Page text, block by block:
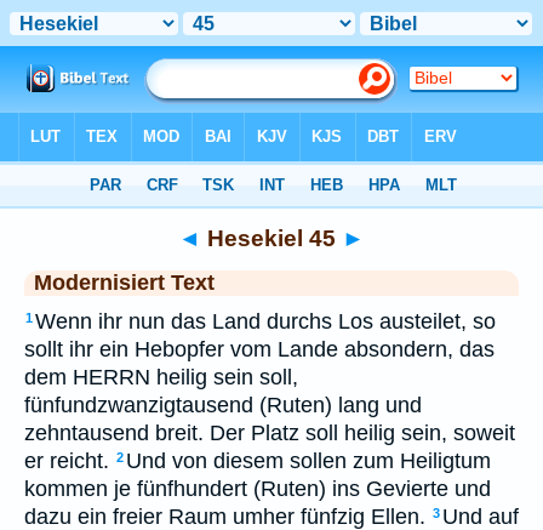
◄ Hesekiel 45 ►
Modernisiert Text
1Wenn ihr nun das Land durchs Los austeilet, so
sollt ihr ein Hebopfer vom Lande absondern, das
dem HERRN heilig sein soll,
fünfundzwanzigtausend (Ruten) lang und
zehntausend breit. Der Platz soll heilig sein, soweit
er reicht. 2 Und von diesem sollen zum Heiligtum
kommen je fünfhundert (Ruten) ins Gevierte und
dazu ein freier Raum umher fünfzig Ellen. 3 Und auf